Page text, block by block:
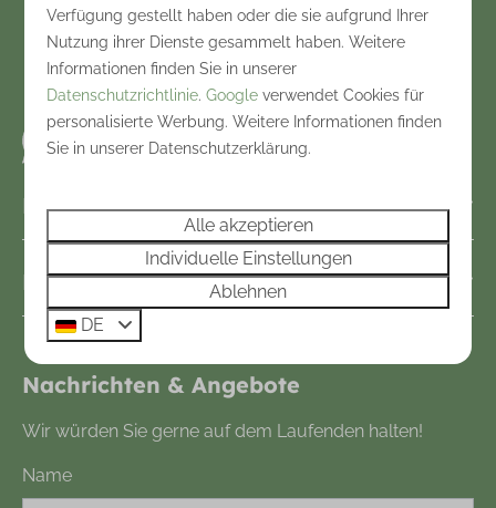
+31548612665
info@noetselerberg.nl
Senden Sie uns eine Whatsapp-Nachricht
De Noetselerberg
Mehr entdecken
Nachrichten & Angebote
Wir würden Sie gerne auf dem Laufenden halten!
Name
Verfügung gestellt haben oder die sie aufgrund Ihrer
Nutzung ihrer Dienste gesammelt haben. Weitere
Informationen finden Sie in unserer
Datenschutzrichtlinie.Google verwendet Cookies für
personalisierte Werbung. Weitere Informationen finden
Sie in unserer Datenschutzerklärung.
Alle akzeptieren
Individuelle Einstellungen
Ablehnen
DE